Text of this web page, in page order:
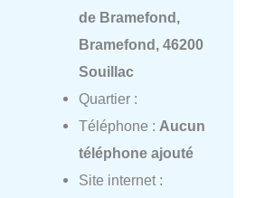
de Bramefond,
Bramefond, 46200
Souillac
Quartier :
Téléphone : Aucun
téléphone ajouté
Site internet :